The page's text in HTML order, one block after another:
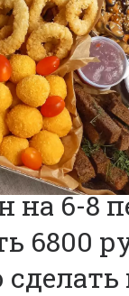
на 6-8
6800